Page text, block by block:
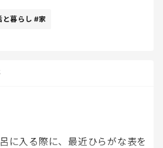
いただきたい😇
と暮らし #家
に入る際に、最近ひらがな表を